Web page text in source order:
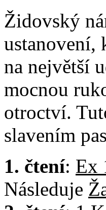
Židovský
ustanovení,
na největší
mocnou
otroctví.
slavením
1. čtení: Ex
Následuje